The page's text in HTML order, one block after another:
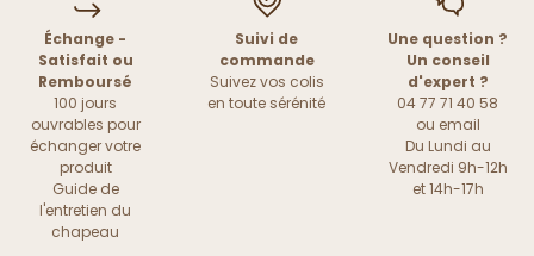
Échange -
Satisfait ou
Remboursé
100 jours
ouvrables pour
échanger votre
produit
Guide de
l'entretien du
chapeau
Suivi de
commande
Suivez vos colis
en toute sérénité
Une question ?
Un conseil
d'expert ?
04 77 71 40 58
ou email
Du Lundi au
Vendredi 9h-12h
et 14h-17h